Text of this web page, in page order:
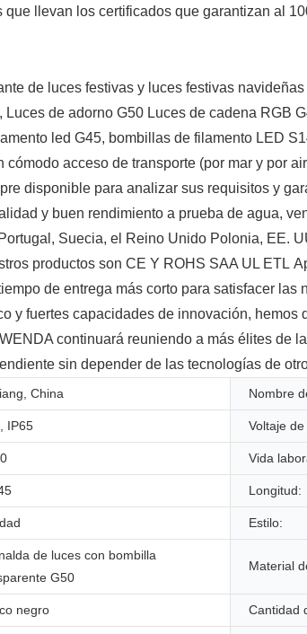
llevan los certificados que garantizan al
de luces festivas y luces festivas
de adorno G50 Luces de cadena RGB
led G45, bombillas de filamento LED
acceso de transporte (por mar y por
disponible para analizar sus requisitos y
y buen rendimiento a prueba de agua,
Suecia, el Reino Unido Polonia, EE.
productos son CE Y ROHS SAA UL ETL
de entrega más corto para satisfacer las
y fuertes capacidades de innovación,
continuará reuniendo a más élites de
sin depender de las tecnologías de
China Nombre
IP65 Voltaje
Vida
Longitud:
Estilo:
de luces con bombilla
G50
Material
negro Cantidad